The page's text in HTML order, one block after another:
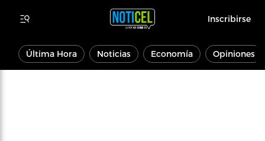
Inscribirse
Última Hora Noticias Economía Opiniones